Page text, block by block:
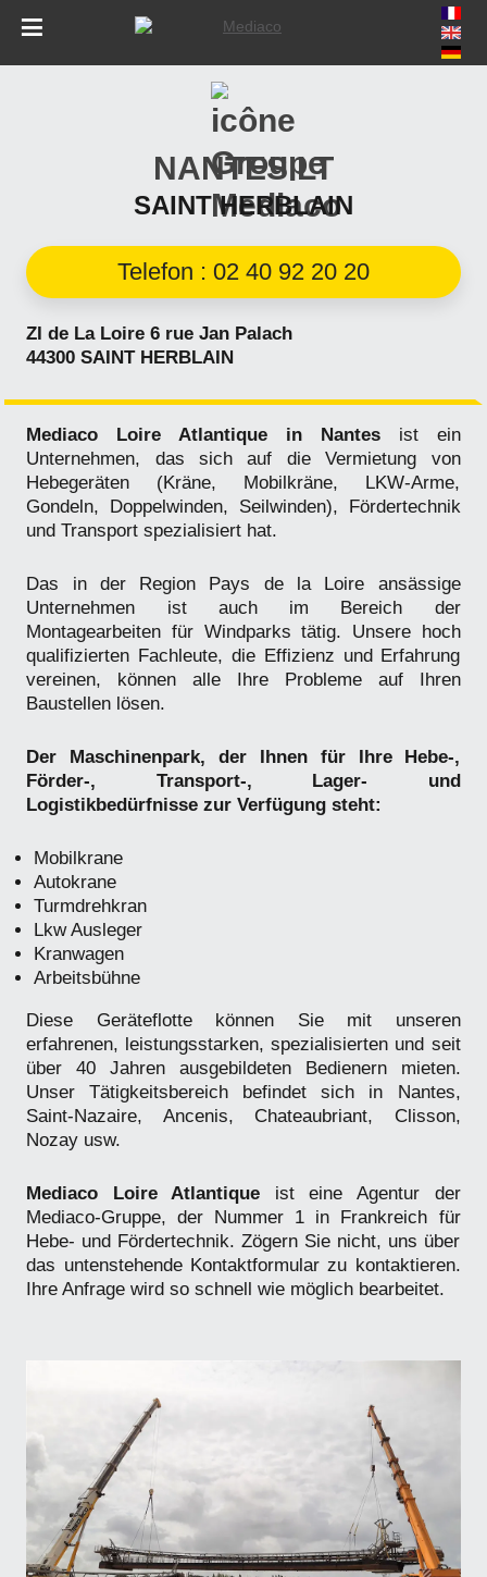
NANTES LT
SAINT HERBLAIN
Telefon : 02 40 92 20 20
ZI de La Loire 6 rue Jan Palach
44300 SAINT HERBLAIN
Mediaco Loire Atlantique in Nantesist ein
Unternehmen, das sich auf die Vermietung von
Hebegeräten (Kräne, Mobilkräne, LKW-Arme,
Gondeln, Doppelwinden, Seilwinden), Fördertechnik
und Transport spezialisiert hat.
Das in der Region Pays de la Loire ansässige
Unternehmen ist auch im Bereich der
Montagearbeiten für Windparks tätig. Unsere hoch
qualifizierten Fachleute, die Effizienz und Erfahrung
vereinen, können alle Ihre Probleme auf Ihren
Baustellen lösen.
Der Maschinenpark, der Ihnen für Ihre Hebe-,
Förder-, Transport-, Lager- und
Logistikbedürfnisse zur Verfügung steht:
Mobilkrane
Autokrane
Turmdrehkran
Lkw Ausleger
Kranwagen
Arbeitsbühne
Diese Geräteflotte können Sie mit unseren
erfahrenen, leistungsstarken, spezialisierten und seit
über 40 Jahren ausgebildeten Bedienern mieten.
Unser Tätigkeitsbereich befindet sich in Nantes,
Saint-Nazaire, Ancenis, Chateaubriant, Clisson,
Nozay usw.
Mediaco Loire Atlantique ist eine Agentur der
Mediaco-Gruppe, der Nummer 1 in Frankreich für
Hebe- und Fördertechnik. Zögern Sie nicht, uns über
das untenstehende Kontaktformular zu kontaktieren.
Ihre Anfrage wird so schnell wie möglich bearbeitet.